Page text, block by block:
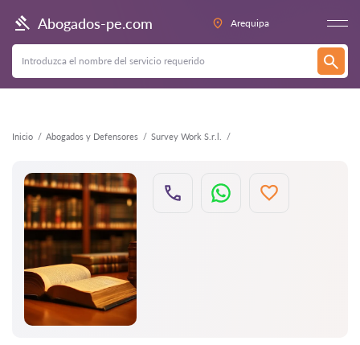
Abogados-pe.com Arequipa
Inicio Abogados y Defensores Survey Work S.r.l.
Atrás